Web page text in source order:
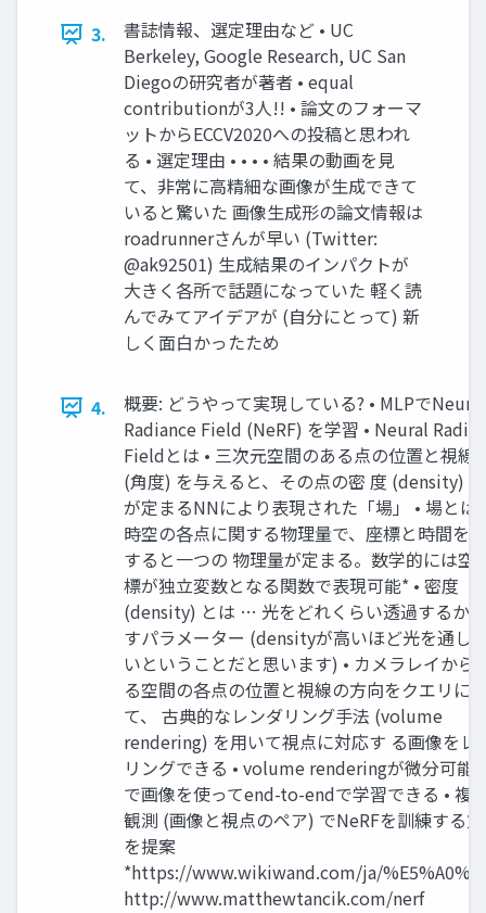
3.
書誌情報、選定理由など • UC
Berkeley, Google Research, UC San
Diegoの研究者が著者 • equal
contributionが3⼈!! • 論⽂のフォーマ
ットからECCV2020への投稿と思われ
る • 選定理由 • • • • 結果の動画を⾒
て、⾮常に⾼精細な画像が⽣成できて
いると驚いた 画像⽣成形の論⽂情報は
roadrunnerさんが早い (Twitter:
@ak92501) ⽣成結果のインパクトが
⼤きく各所で話題になっていた 軽く読
んでみてアイデアが (⾃分にとって) 新
しく⾯⽩かったため
4.
概要: どうやって実現している? • MLPでNeural
Radiance Field (NeRF) を学習 • Neural
Fieldとは • 三次元空間のある点の位置と視線
(⾓度) を与えると、その点の密 度 (density)
が定まるNNにより表現された「場」 • 場と
時空の各点に関する物理量で、座標と時間を
すると⼀つの 物理量が定まる。数学的には空
標が独⽴変数となる関数で表現可能* • 密度
(density) とは … 光をどれくらい透過するか
すパラメーター (densityが⾼いほど光を通し
いということだと思います) • カメラレイから
る空間の各点の位置と視線の⽅向をクエリに
て、 古典的なレンダリング⼿法 (volume
rendering) を⽤いて視点に対応す る画像をレ
リングできる • volume renderingが微分可能
で画像を使ってend-to-endで学習できる • 複
観測 (画像と視点のペア) でNeRFを訓練する
を提案
*https://www.wikiwand.com/ja/
http://www.matthewtancik.com/nerf